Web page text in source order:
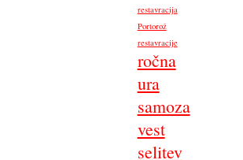
restavracija
Portorož
restavracije
ročna
ura
samoza
vest
selitev